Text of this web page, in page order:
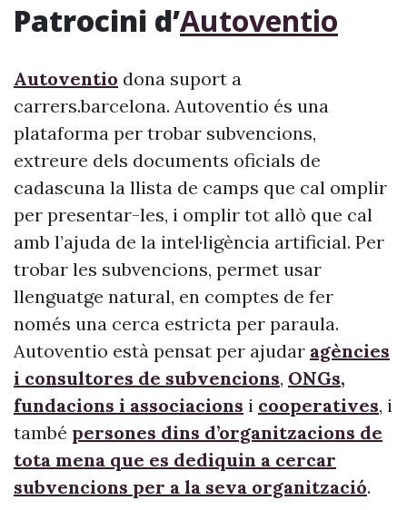
Patrocini d’Autoventio
Autoventio dona suport a
carrers.barcelona. Autoventio és una
plataforma per trobar subvencions,
extreure dels documents oficials de
cadascuna la llista de camps que cal omplir
per presentar-les, i omplir tot allò que cal
amb l’ajuda de la intel·ligència artificial. Per
trobar les subvencions, permet usar
llenguatge natural, en comptes de fer
només una cerca estricta per paraula.
Autoventio està pensat per ajudar agències
i consultores de subvencions, ONGs,
fundacions i associacions i cooperatives, i
també persones dins d’organitzacions de
tota mena que es dediquin a cercar
subvencions per a la seva organització.